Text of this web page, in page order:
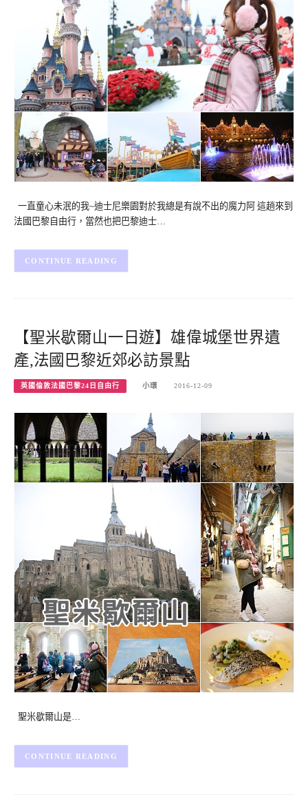
一直童心未泯的我~迪士尼樂園對於我總是有說不出的魔力阿 這趟來到
法國巴黎自由行，當然也把巴黎迪士…
CONTINUE READING
【聖米歇爾山一日遊】雄偉城堡世界遺
產,法國巴黎近郊必訪景點
英國倫敦法國巴黎24日自由行 小環 2016-12-09
聖米歇爾山是…
CONTINUE READING